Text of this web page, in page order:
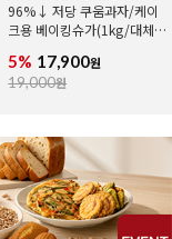
96%↓ 저당 쿠움과자/케이
크용 베이킹슈가(1kg/대체
5% 17,900원
19,000원